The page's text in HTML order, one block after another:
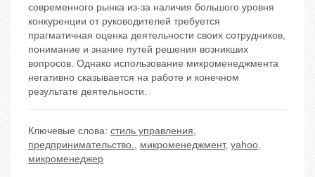
современного рынка из-за наличия большого уровня
конкуренции от руководителей требуется
прагматичная оценка деятельности своих сотрудников,
понимание и знание путей решения возникших
вопросов. Однако использование микроменеджмента
негативно сказывается на работе и конечном
результате деятельности.
Ключевые слова: стиль управления,
предпринимательство., микроменеджмент, yahoo,
микроменеджер